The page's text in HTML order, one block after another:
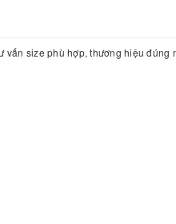
vấn size phù hợp, thương hiệu đúng